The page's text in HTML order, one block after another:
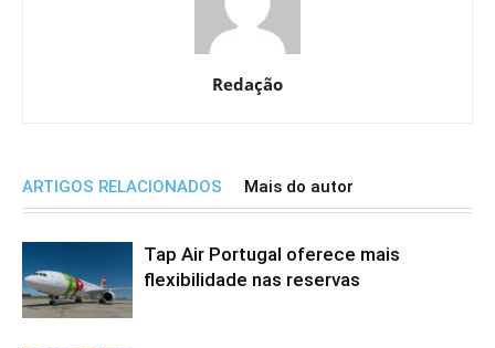
Redação
ARTIGOS RELACIONADOS Mais do autor
Tap Air Portugal oferece mais
flexibilidade nas reservas